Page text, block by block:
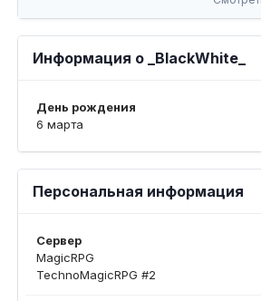
Информация о _BlackWhite_
День рождения
6 марта
Персональная информация
Сервер
MagicRPG
TechnoMagicRPG #2